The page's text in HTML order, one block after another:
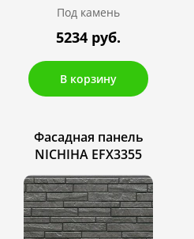
Под камень
5234 руб.
В корзину
Фасадная панель
NICHIHA EFX3355